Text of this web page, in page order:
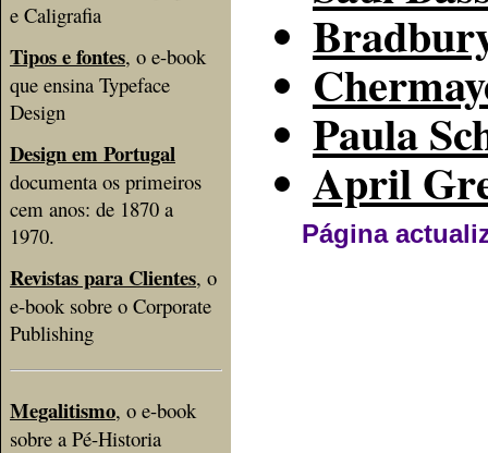
e Caligrafia
Tipos e fontes, o e-book
que ensina Typeface
Design
Design em Portugal
documenta os primeiros
cem anos: de 1870 a
1970.
Revistas para Clientes, o
e-book sobre o Corporate
Publishing
Megalitismo, o e-book
sobre a Pé-Historia
Paula
April
Página